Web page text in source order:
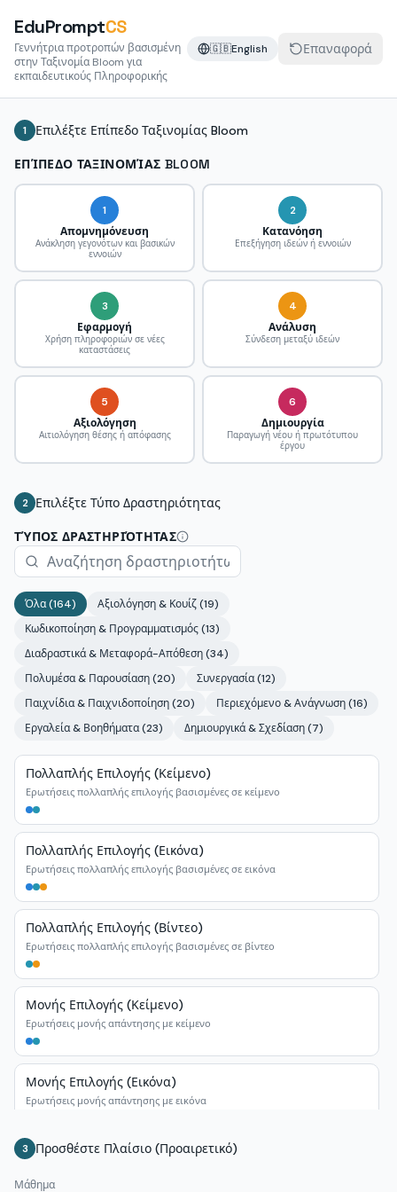
EduPromptCS
Γεννήτρια προτροπών βασισμένη
στην Ταξινομία Bloom για
εκπαιδευτικούς Πληροφορικής
🇬🇧English Επαναφορά
1 Επιλέξτε Επίπεδο Ταξινομίας Bloom
ΕΠΊΠΕΔΟ ΤΑΞΙΝΟΜΊΑΣ BLOOM
1
Απομνημόνευση
Ανάκληση γεγονότων και βασικών
εννοιών
2
Κατανόηση
Επεξήγηση ιδεών ή εννοιών
3
Εφαρμογή
Χρήση πληροφοριών σε νέες
καταστάσεις
4
Ανάλυση
Σύνδεση μεταξύ ιδεών
5
Αξιολόγηση
Αιτιολόγηση θέσης ή απόφασης
6
Δημιουργία
Παραγωγή νέου ή πρωτότυπου
έργου
2 Επιλέξτε Τύπο Δραστηριότητας
ΤΎΠΟΣ ΔΡΑΣΤΗΡΙΌΤΗΤΑΣ
Όλα(164) Αξιολόγηση & Κουίζ(19)
Κωδικοποίηση & Προγραμματισμός(13)
Διαδραστικά & Μεταφορά-Απόθεση(34)
Πολυμέσα & Παρουσίαση(20) Συνεργασία(12)
Παιχνίδια & Παιχνιδοποίηση(20) Περιεχόμενο & Ανάγνωση(16)
Εργαλεία & Βοηθήματα(23) Δημιουργικά & Σχεδίαση(7)
Πολλαπλής Επιλογής (Κείμενο)
Ερωτήσεις πολλαπλής επιλογής βασισμένες σε κείμενο
Πολλαπλής Επιλογής (Εικόνα)
Ερωτήσεις πολλαπλής επιλογής βασισμένες σε εικόνα
Πολλαπλής Επιλογής (Βίντεο)
Ερωτήσεις πολλαπλής επιλογής βασισμένες σε βίντεο
Μονής Επιλογής (Κείμενο)
Ερωτήσεις μονής απάντησης με κείμενο
Μονής Επιλογής (Εικόνα)
Ερωτήσεις μονής απάντησης με εικόνα
Μονής Επιλογής (Βίντεο)
Ερωτήσεις μονής απάντησης με βίντεο
3 Προσθέστε Πλαίσιο (Προαιρετικό)
Μάθημα